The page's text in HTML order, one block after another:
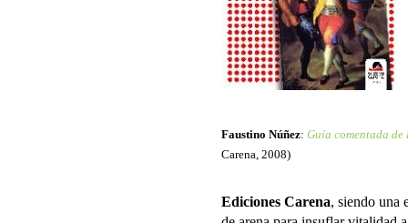
Faustino Núñez: Guía comentada de
Carena, 2008)
Ediciones Carena, siendo una